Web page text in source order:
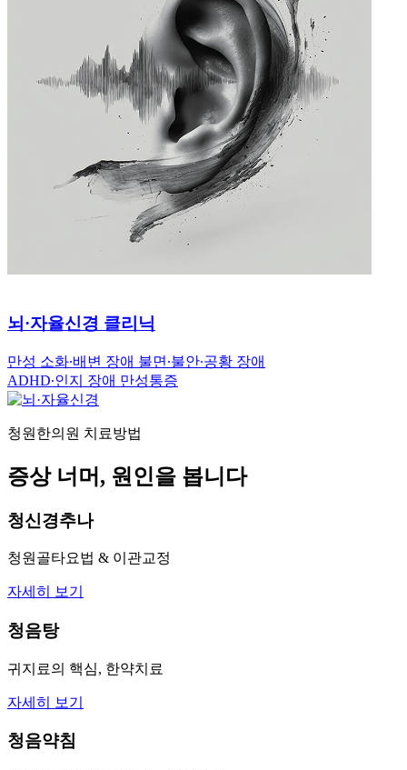
뇌·자율신경 클리닉
만성 소화∙배변 장애 불면∙불안∙공황 장애
ADHD∙인지 장애 만성통증
청원한의원 치료방법
증상 너머, 원인을 봅니다
청신경추나
청원골타요법 & 이관교정
자세히 보기
청음탕
귀지료의 핵심, 한약치료
자세히 보기
청음약침